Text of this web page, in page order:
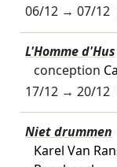
06/12→ 07/12
L'Homme d'Hus
conception
17/12→ 20/12
Niet drummen
Karel Van